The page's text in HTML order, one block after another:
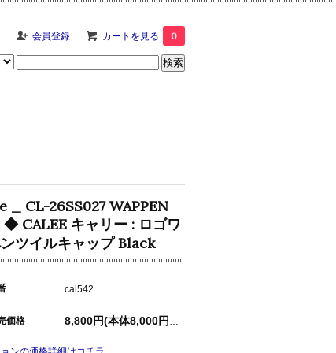
会員登録 カートを見る 0
_ CL-26SS027 WAPPEN
◆ CALEE キャリー : ロゴワ
ツイルキャップ Black
cal542
価格